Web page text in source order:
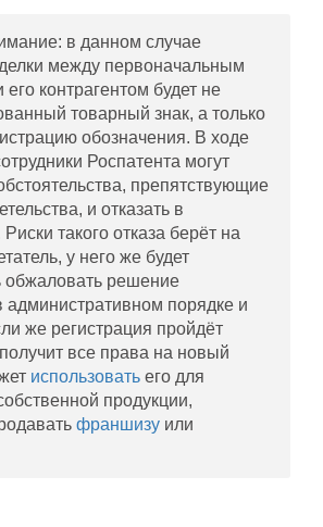
в данном случае
между первоначальным
его контрагентом будет не
товарный знак, а только
обозначения. В ходе
Роспатента могут
препятствующие
и отказать в
такого отказа берёт на
у него же будет
обжаловать решение
административном порядке и
же регистрация пройдёт
все права на новый
использовать его для
продукции,
франшизу или